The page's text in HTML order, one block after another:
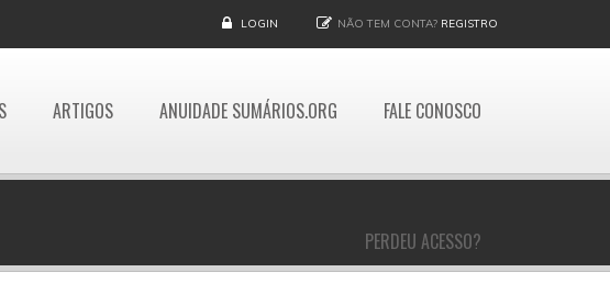
LOGIN NÃO TEM CONTA? REGISTRO
ARTIGOS ANUIDADE SUMÁRIOS.ORG FALE CONOSCO
PERDEU ACESSO?